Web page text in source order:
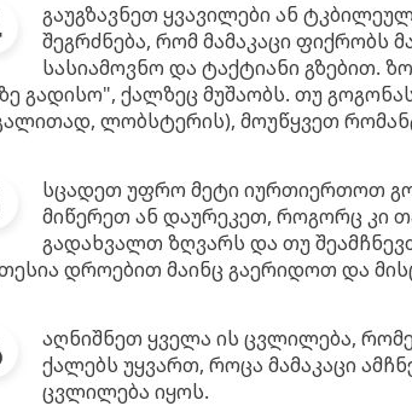
გაუგზავნეთ ყვავილები ან
შეგრძნება, რომ მამაკაცი ფიქრობს
სასიამოვნო და ტაქტიანი გზებით.
გადისო", ქალზეც მუშაობს. თუ
ლობსტერის), მოუწყვეთ
სცადეთ უფრო მეტი იურთიერთოთ
მიწერეთ ან დაურეკეთ, როგორც კი
გადახვალთ ზღვარს და თუ
დროებით მაინც გაერიდოთ და
აღნიშნეთ ყველა ის ცვლილება,
ქალებს უყვართ, როცა მამაკაცი
ცვლილება იყოს.